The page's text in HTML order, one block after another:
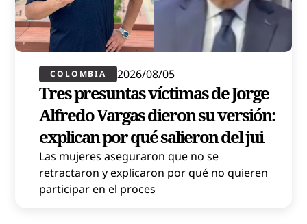
COLOMBIA 2026/08/05
Tres presuntas víctimas de Jorge
Alfredo Vargas dieron su versión:
explican por qué salieron del jui
Las mujeres aseguraron que no se
retractaron y explicaron por qué no quieren
participar en el proces